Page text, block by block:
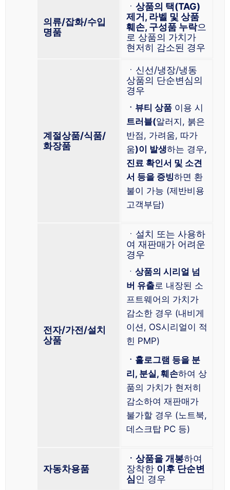
의류/잡화/수입
명품
ㆍ 상품의 택(TAG)
제거, 라벨 및 상품
훼손, 구성품 누락으
로 상품의 가치가
현저히 감소된 경우
계절상품/식품/
화장품
ㆍ신선/냉장/냉동
상품의 단순변심의
경우
ㆍ뷰티 상품 이용 시
트러블(알러지, 붉은
반점, 가려움, 따가
움)이 발생하는 경우,
진료 확인서 및 소견
서 등을 증빙하면 환
불이 가능 (제반비용
고객부담)
전자/가전/설치
상품
ㆍ설치 또는 사용하
여 재판매가 어려운
경우
ㆍ 상품의 시리얼 넘
버 유출로 내장된 소
프트웨어의 가치가
감소한 경우 (내비게
이션, OS시리얼이 적
힌 PMP)
ㆍ홀로그램 등을 분
리, 분실, 훼손하여 상
품의 가치가 현저히
감소하여 재판매가
불가할 경우 (노트북,
데스크탑 PC 등)
자동차용품
ㆍ상품을 개봉하여
장착한 이후 단순변
심인 경우